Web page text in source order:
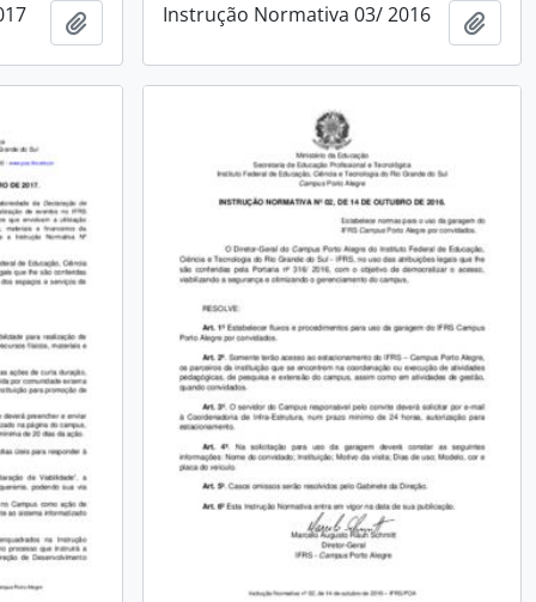
Adicionar à área de transferência
Instrução Normativa 03/ 2016